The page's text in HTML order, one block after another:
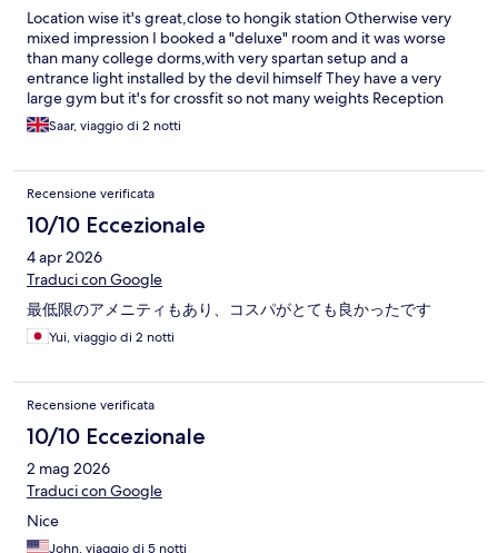
Location wise it's great,close to hongik station Otherwise very
mixed impression I booked a "deluxe" room and it was worse
than many college dorms,with very spartan setup and a
entrance light installed by the devil himself They have a very
large gym but it's for crossfit so not many weights Reception
team seemed to be largely busy with themselves Overall ok stay
but if you're not traveling alone the room is a bit uncomfortable
Saar, viaggio di 2 notti
Recensione verificata
10/10 Eccezionale
4 apr 2026
Traduci con Google
最低限のアメニティもあり、コスパがとても良かったです
Yui, viaggio di 2 notti
Recensione verificata
10/10 Eccezionale
2 mag 2026
Traduci con Google
Nice
John, viaggio di 5 notti